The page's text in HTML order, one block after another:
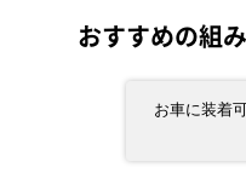
おすすめの組
お車に装着